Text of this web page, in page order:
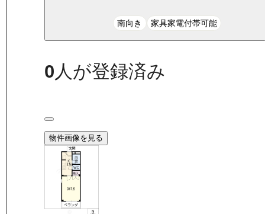
南向き 家具家電付帯可能
0 人が登録済み
物件画像を見る